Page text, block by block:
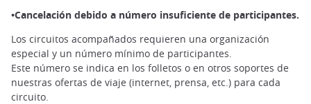
•Cancelación debido a número insuficiente de participantes.
Los circuitos acompañados requieren una organización
especial y un número mínimo de participantes.
Este número se indica en los folletos o en otros soportes de
nuestras ofertas de viaje (internet, prensa, etc.) para cada
circuito.